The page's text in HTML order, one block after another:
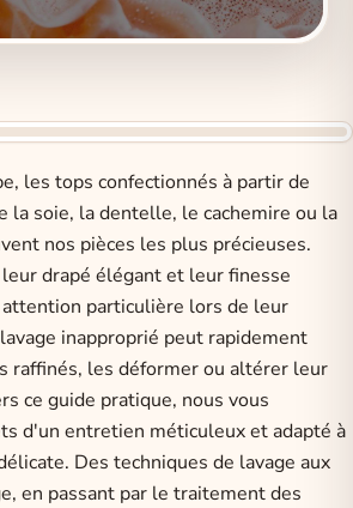
les tops confectionnés à partir de
la soie, la dentelle, le cachemire ou la
nos pièces les plus précieuses.
drapé élégant et leur finesse
particulière lors de leur
inapproprié peut rapidement
raffinés, les déformer ou altérer leur
ce guide pratique, nous vous
d'un entretien méticuleux et adapté à
Des techniques de lavage aux
en passant par le traitement des